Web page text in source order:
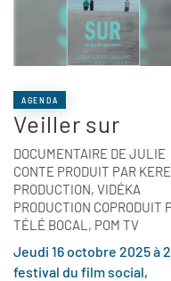
AGENDA
Veiller sur
DOCUMENTAIRE DE JULIE
CONTE PRODUIT PAR
PRODUCTION, VIDÉKA
PRODUCTION COPRODUIT
TÉLÉ BOCAL, POM TV
Jeudi 16 octobre 2025 à
festival du film social,